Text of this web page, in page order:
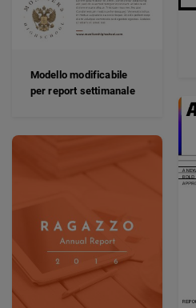
Modello modificabile
per report settimanale